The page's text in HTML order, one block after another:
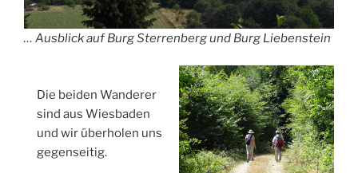
… Ausblick auf Burg Sterrenberg und Burg Liebenstein
Die beiden Wanderer
sind aus Wiesbaden
und wir überholen uns
gegenseitig.